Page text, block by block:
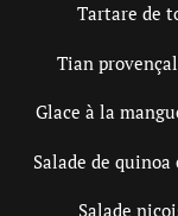
Tartare de
Tian
Glace à la
Salade de
Salade